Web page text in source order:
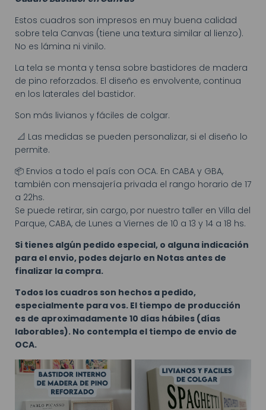
Estos cuadros son impresos en muy buena calidad
sobre tela Canvas (tiene una textura similar al lienzo).
No es lámina ni vinilo.
La tela se monta y tensa sobre bastidores de madera
de pino reforzados. El diseño es envolvente, continua
en los laterales del bastidor.
Son más livianos y fáciles de colgar.
📐 Las medidas se pueden personalizar, si el diseño lo
permite.
📦 Envios a todo el país con OCA. En CABA y GBA,
también con mensajería privada el rango horario de 17
a 22hs.
Se puede retirar, sin cargo, por nuestro taller en Villa del
Parque, CABA, de Lunes a Viernes de 10 a 13 y 14 a 18 hs.
Si tienes algún pedido especial, o alguna indicación
para el envio, podes dejarlo en Notas antes de
finalizar la compra.
Todos los cuadros son hechos a pedido,
especialmente para vos. El tiempo de producción
es de aproximadamente 10 días hábiles (días
laborables). No contempla el tiempo de envio de
OCA.